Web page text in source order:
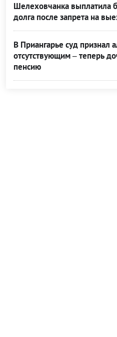
Шелеховчанка выплатила
долга после запрета на
В Приангарье суд признал
отсутствующим – теперь
пенсию